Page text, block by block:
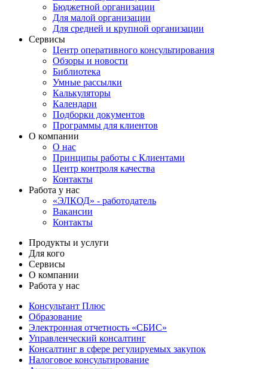
Бюджетной организации
Для малой организации
Для средней и крупной организации
Сервисы
Центр оперативного консультирования
Обзоры и новости
Библиотека
Умные рассылки
Калькуляторы
Календари
Подборки документов
Программы для клиентов
О компании
О нас
Принципы работы с Клиентами
Центр контроля качества
Контакты
Работа у нас
«ЭЛКОД» - работодатель
Вакансии
Контакты
Продукты и услуги
Для кого
Сервисы
О компании
Работа у нас
Консультант Плюс
Образование
Электронная отчетность «СБИС»
Управленческий консалтинг
Консалтинг в сфере регулируемых закупок
Налоговое консультирование